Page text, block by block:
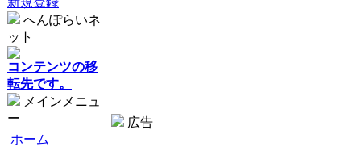
へんぽらいネ
ット
コンテンツの移
転先です。
メインメニュ
ー
ホーム
広告